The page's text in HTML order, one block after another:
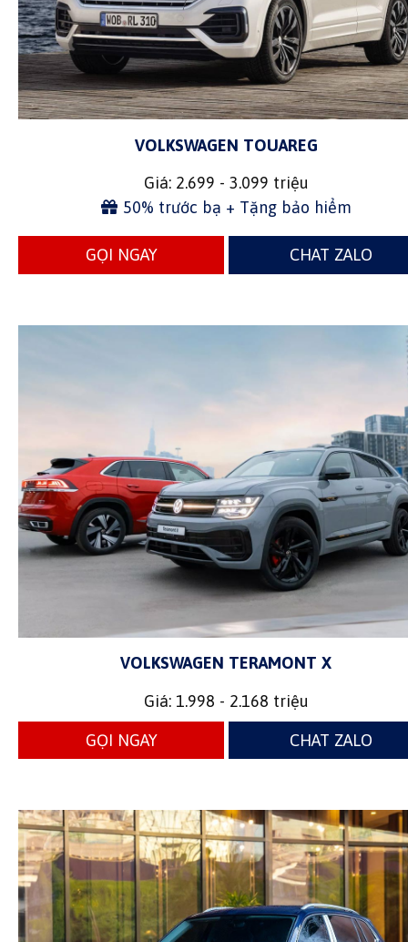
VOLKSWAGEN TOUAREG
Giá: 2.699 - 3.099 triệu
50% trước bạ + Tặng bảo hiểm
GỌI NGAY CHAT ZALO
VOLKSWAGEN TERAMONT X
Giá: 1.998 - 2.168 triệu
GỌI NGAY CHAT ZALO